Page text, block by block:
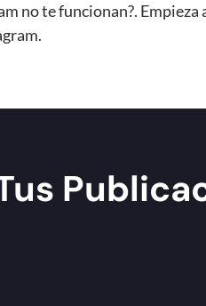
no te funcionan?.